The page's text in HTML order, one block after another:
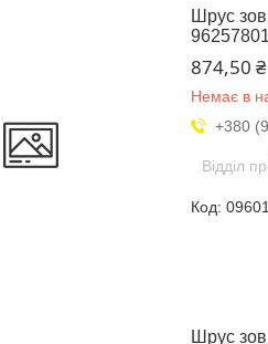
Шрус
874,50 ₴
Немає в
+380
Відділ
09601
Шрус